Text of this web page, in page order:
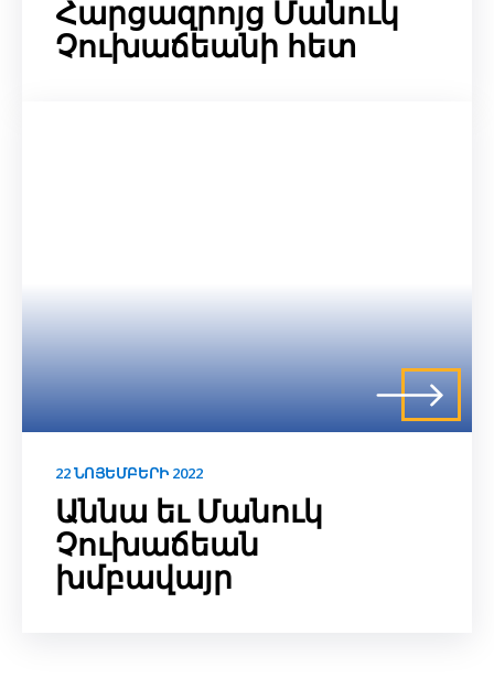
Հարցազրոյց Մանուկ
Չուխաճեանի հետ
22 ՆՈՅԵՄԲԵՐԻ 2022
Աննա եւ Մանուկ
Չուխաճեան
խմբավայր